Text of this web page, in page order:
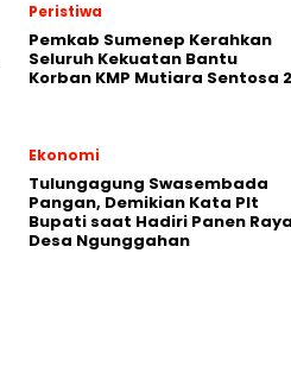
Peristiwa
Pemkab Sumenep Kerahkan
Seluruh Kekuatan Bantu
Korban KMP Mutiara Sentosa 2
Ekonomi
Tulungagung Swasembada
Pangan, Demikian Kata Plt
Bupati saat Hadiri Panen Raya
Desa Ngunggahan